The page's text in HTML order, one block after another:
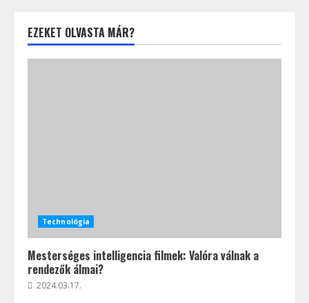
EZEKET OLVASTA MÁR?
Technológia
Mesterséges intelligencia filmek: Valóra válnak a
rendezők álmai?
2024.03.17.